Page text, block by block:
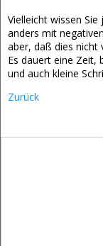
Vielleicht wissen
anders mit
aber, daß dies nicht
Es dauert eine Zeit,
und auch kleine
Zurück